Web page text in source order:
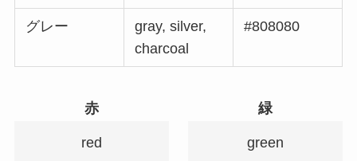
グレー
gray, silver,
charcoal
#808080
赤
red
緑
green